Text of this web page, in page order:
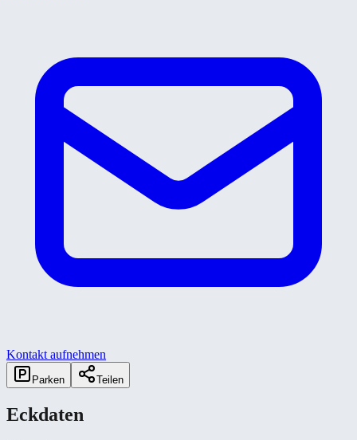
Kontakt aufnehmen
Parken Teilen
Eckdaten